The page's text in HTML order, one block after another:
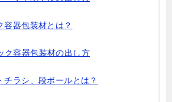
容器包装材とは？
ク容器包装材の出し方
チラシ、段ボールとは？